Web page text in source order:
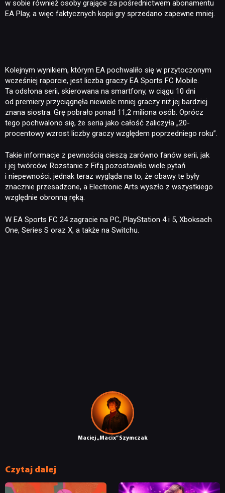
NEWSY
RECENZJE
PUBLICYSTYKA
KULTURA
RETRO
TECHNOLOGIE
Maciej „Macix” Szymczak
w sobie również osoby grające za pośrednictwem abonamentu
EA Play, a więc faktycznych kopii gry sprzedano zapewne mniej.
Kolejnym wynikiem, którym EA pochwaliło się w przytoczonym
wcześniej raporcie, jest liczba graczy EA Sports FC Mobile.
Ta odsłona serii, skierowana na smartfony, w ciągu 10 dni
od premiery przyciągnęła niewiele mniej graczy niż jej bardziej
znana siostra. Grę pobrało ponad 11,2 miliona osób. Oprócz
tego pochwalono się, że seria jako całość zaliczyła „20-
procentowy wzrost liczby graczy względem poprzedniego roku”.
Takie informacje z pewnością cieszą zarówno fanów serii, jak
i jej twórców. Rozstanie z Fifą pozostawiło wiele pytań
i niepewności, jednak teraz wygląda na to, że obawy te były
znacznie przesadzone, a Electronic Arts wyszło z wszystkiego
względnie obronną ręką.
W EA Sports FC 24 zagracie na PC, PlayStation 4 i 5, Xboksach
One, Series S oraz X, a także na Switchu.
Czytaj dalej